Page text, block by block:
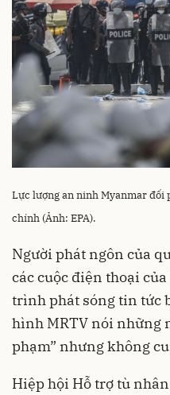
Lực lượng an ninh Myanmar đối
chính (Ảnh: EPA).
Người phát ngôn của
các cuộc điện thoại
trình phát sóng tin tức
hình MRTV nói những
phạm” nhưng không
Hiệp hội Hỗ trợ tù